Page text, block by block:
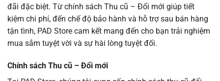
đãi đặc biệt. Từ chính sách Thu cũ – Đổi mới giúp tiết
kiệm chi phí, đến chế độ bảo hành và hỗ trợ sau bán hàng
tận tình, PAD Store cam kết mang đến cho bạn trải nghiệm
mua sắm tuyệt vời và sự hài lòng tuyệt đối.
Chính sách Thu cũ – Đổi mới